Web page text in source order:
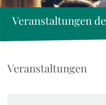
Veranstaltungen
Veranstaltungen